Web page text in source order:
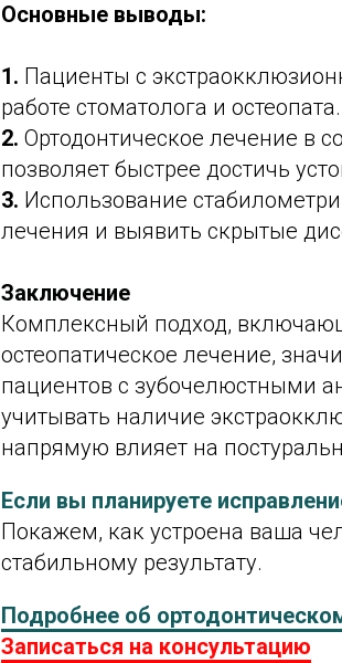
Основные выводы:
1. Пациенты с
работе стоматолога и остеопата.
2. Ортодонтическое лечение в
позволяет быстрее достичь
3. Использование
лечения и выявить скрытые
Заключение
Комплексный подход,
остеопатическое лечение,
пациентов с зубочелюстными
учитывать наличие
напрямую влияет на
Если вы планируете
Покажем, как устроена ваша
стабильному результату.
Подробнее об
Записаться на консультацию